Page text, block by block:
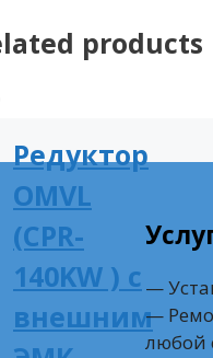
products
Редуктор
OMVL
(CPR-
140KW ) с
внешним
—
—
любой